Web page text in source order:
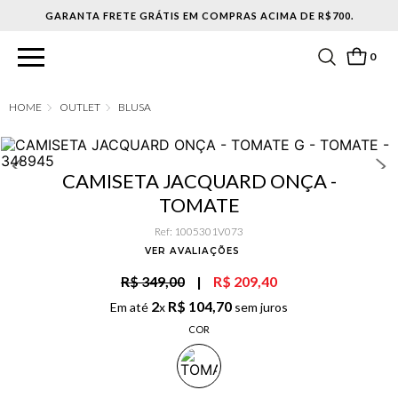
0
OUTLET BLUSA
CAMISETA JACQUARD ONÇA -
TOMATE
Ref: 1005301V073
VER AVALIAÇÕES
R$ 349,00 | R$ 209,40
Em até 2x R$ 104,70 sem juros
COR